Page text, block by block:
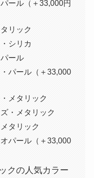
ール（＋33,000円
リック
シリカ
ール
パール（＋33,000
メタリック
・メタリック
タリック
パール（＋33,000
クの人気カラー